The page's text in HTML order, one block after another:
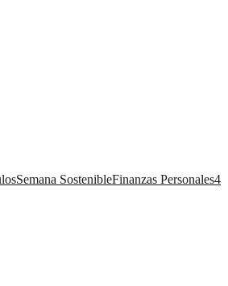
Semana SostenibleFinanzas Personales4